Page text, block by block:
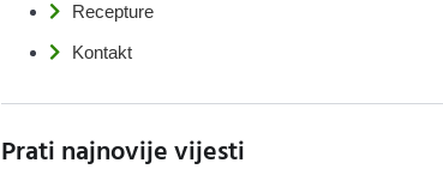
Recepture
Kontakt
Prati najnovije vijesti